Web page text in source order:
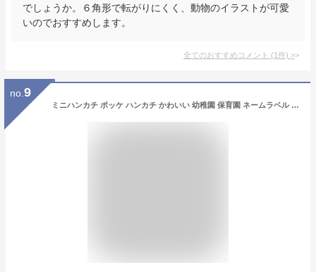
でしょうか。６角形で転がりにくく、動物のイラストが可愛
いのでおすすめします。
全てのおすすめコメント (1件) >
no. 9
ミニハンカチ ポッケ ハンカチ かわいい 幼稚園 保育園 ネームラベル ネームタグ 今治産 タオル 女の子 男の子 日本製 コンテックス 卒園記念品 卒園祝い 子供会 景品 キッズ ガーゼ 16×16